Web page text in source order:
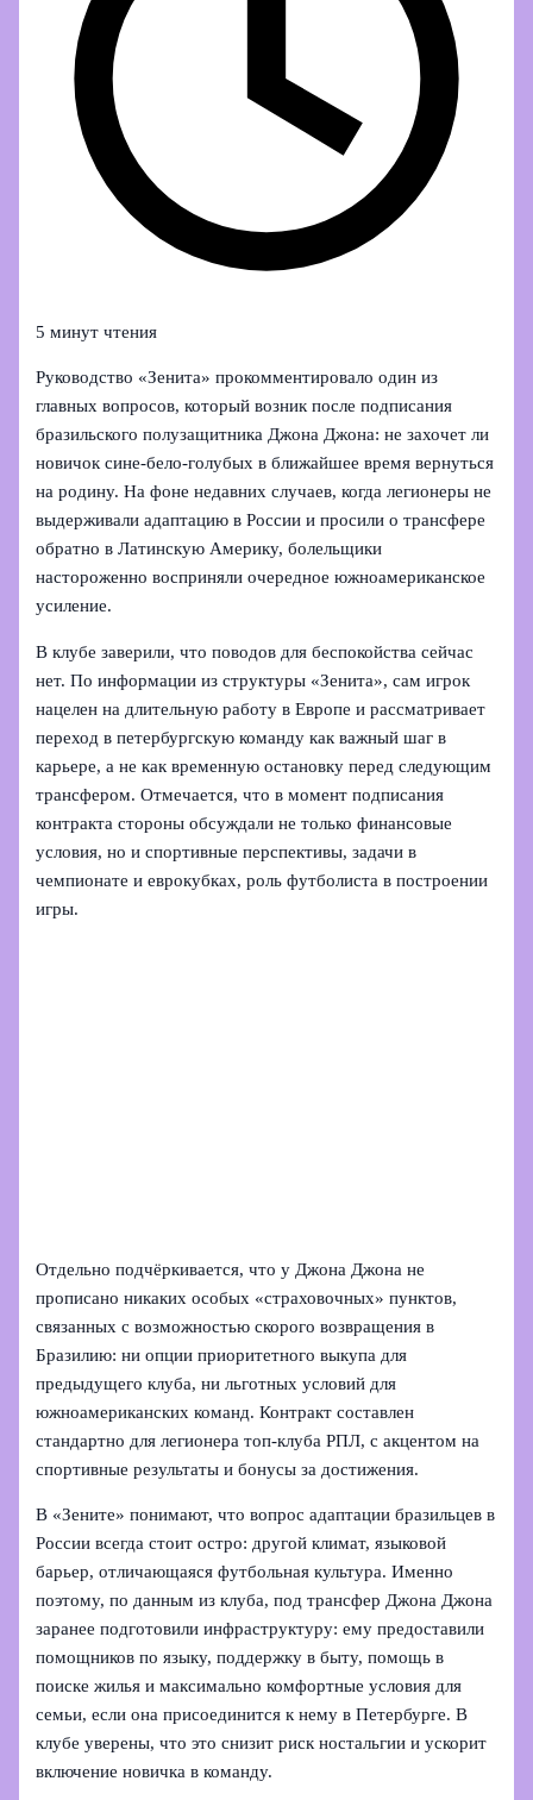
5 минут чтения
Руководство «Зенита» прокомментировало один из
главных вопросов, который возник после подписания
бразильского полузащитника Джона Джона: не захочет ли
новичок сине-бело-голубых в ближайшее время вернуться
на родину. На фоне недавних случаев, когда легионеры не
выдерживали адаптацию в России и просили о трансфере
обратно в Латинскую Америку, болельщики
настороженно восприняли очередное южноамериканское
усиление.
В клубе заверили, что поводов для беспокойства сейчас
нет. По информации из структуры «Зенита», сам игрок
нацелен на длительную работу в Европе и рассматривает
переход в петербургскую команду как важный шаг в
карьере, а не как временную остановку перед следующим
трансфером. Отмечается, что в момент подписания
контракта стороны обсуждали не только финансовые
условия, но и спортивные перспективы, задачи в
чемпионате и еврокубках, роль футболиста в построении
игры.
Отдельно подчёркивается, что у Джона Джона не
прописано никаких особых «страховочных» пунктов,
связанных с возможностью скорого возвращения в
Бразилию: ни опции приоритетного выкупа для
предыдущего клуба, ни льготных условий для
южноамериканских команд. Контракт составлен
стандартно для легионера топ-клуба РПЛ, с акцентом на
спортивные результаты и бонусы за достижения.
В «Зените» понимают, что вопрос адаптации бразильцев в
России всегда стоит остро: другой климат, языковой
барьер, отличающаяся футбольная культура. Именно
поэтому, по данным из клуба, под трансфер Джона Джона
заранее подготовили инфраструктуру: ему предоставили
помощников по языку, поддержку в быту, помощь в
поиске жилья и максимально комфортные условия для
семьи, если она присоединится к нему в Петербурге. В
клубе уверены, что это снизит риск ностальгии и ускорит
включение новичка в команду.